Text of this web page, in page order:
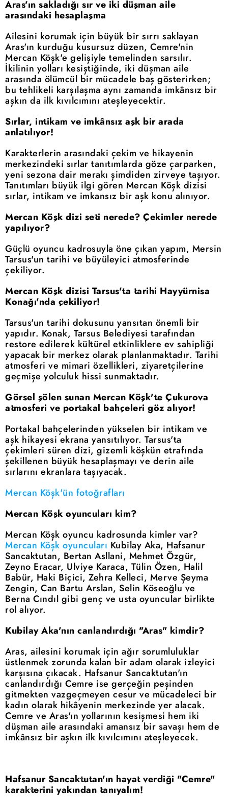
Aras'ın sakladığı sır ve iki düşman aile
arasındaki hesaplaşma
Ailesini korumak için büyük bir sırrı saklayan
Aras'ın kurduğu kusursuz düzen, Cemre'nin
Mercan Köşk'e gelişiyle temelinden sarsılır.
İkilinin yolları kesiştiğinde, iki düşman aile
arasında ölümcül bir mücadele baş gösterirken;
bu tehlikeli karşılaşma aynı zamanda imkânsız bir
aşkın da ilk kıvılcımını ateşleyecektir.
Sırlar, intikam ve imkânsız aşk bir arada
anlatılıyor!
Karakterlerin arasındaki çekim ve hikayenin
merkezindeki sırlar tanıtımlarda göze çarparken,
yeni sezona dair merakı şimdiden zirveye taşıyor.
Tanıtımları büyük ilgi gören Mercan Köşk dizisi
sırlar, intikam ve imkansız bir aşk konu alınıyor.
Mercan Köşk dizi seti nerede? Çekimler nerede
yapılıyor?
Güçlü oyuncu kadrosuyla öne çıkan yapım, Mersin
Tarsus'un tarihi ve büyüleyici atmosferinde
çekiliyor.
Mercan Köşk dizisi Tarsus'ta tarihi Hayyürnisa
Konağı'nda çekiliyor!
Tarsus'un tarihi dokusunu yansıtan önemli bir
yapıdır. Konak, Tarsus Belediyesi tarafından
restore edilerek kültürel etkinliklere ev sahipliği
yapacak bir merkez olarak planlanmaktadır. Tarihi
atmosferi ve mimari özellikleri, ziyaretçilerine
geçmişe yolculuk hissi sunmaktadır.
Görsel şölen sunan Mercan Köşk'te Çukurova
atmosferi ve portakal bahçeleri göz alıyor!
Portakal bahçelerinden yükselen bir intikam ve
aşk hikayesi ekrana yansıtılıyor. Tarsus'ta
çekimleri süren dizi, gizemli köşkün etrafında
şekillenen büyük hesaplaşmayı ve derin aile
sırlarını ekranlara taşıyacak.
Mercan Köşk'ün fotoğrafları
Mercan Köşk oyuncuları kim?
Mercan Köşk oyuncu kadrosunda kimler var?
Mercan Köşk oyuncuları Kubilay Aka, Hafsanur
Sancaktutan, Bertan Asllani, Mehmet Özgür,
Zeyno Eracar, Ulviye Karaca, Tülin Özen, Halil
Babür, Haki Biçici, Zehra Kelleci, Merve Şeyma
Zengin, Can Bartu Arslan, Selin Köseoğlu ve
Berna Cındıl gibi genç ve usta oyuncular birlikte
rol alıyor.
Kubilay Aka'nın canlandırdığı "Aras" kimdir?
Aras, ailesini korumak için ağır sorumluluklar
üstlenmek zorunda kalan bir adam olarak izleyici
karşısına çıkacak. Hafsanur Sancaktutan'ın
canlandırdığı Cemre ise gerçeğin peşinden
gitmekten vazgeçmeyen cesur ve mücadeleci bir
kadın olarak hikâyenin merkezinde yer alacak.
Cemre ve Aras'ın yollarının kesişmesi hem iki
düşman aile arasındaki amansız bir savaşı hem de
imkânsız bir aşkın ilk kıvılcımını ateşleyecek.
Hafsanur Sancaktutan'ın hayat verdiği "Cemre"
karakterini yakından tanıyalım!